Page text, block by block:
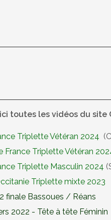
toutes les vidéos du site
Triplette Vétéran 2024
France Triplette Vétéran
Triplette Masculin 2024
Triplette mixte 2023
finale Bassoues / Réans
2022 - Tête à tête Féminin